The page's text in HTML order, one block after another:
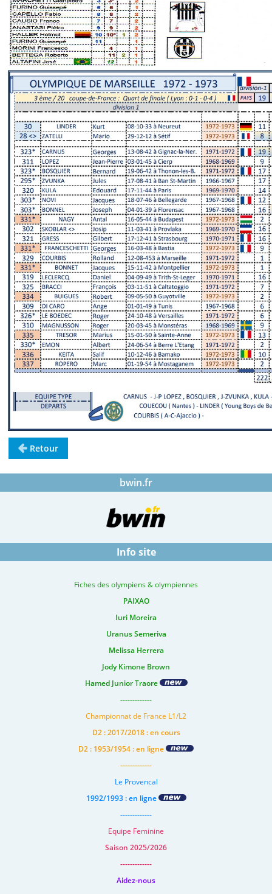
Retour
bwin.fr
Info site
Fiches des olympiens & olympiennes
PAIXAO
Iuri Moreira
Uranus Semeriva
Melissa Herrera
Jody Kimone Brown
Hamed Junior Traore
-------------
Championnat de France L1/L2
D2 : 2017/2018 : en cours
D2 : 1953/1954 : en ligne
-------------
Le Provencal
1992/1993 : en ligne
-------------
Equipe Feminine
Saison 2025/2026
-------------
Aidez-nous